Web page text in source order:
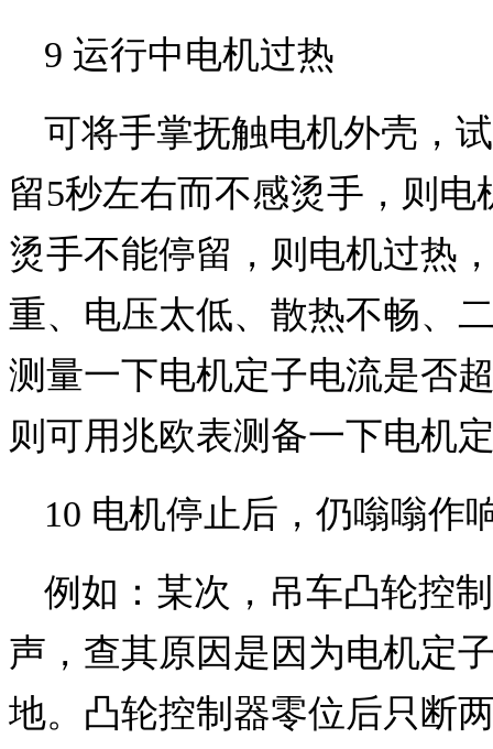
9 运行中电机过热
可将手掌抚触电机外壳，
留5秒左右而不感烫手，则
烫手不能停留，则电机过热
重、电压太低、散热不畅、
测量一下电机定子电流是否
则可用兆欧表测备一下电机
10 电机停止后，仍嗡嗡作
例如：某次，吊车凸轮控
声，查其原因是因为电机定
地。凸轮控制器零位后只断